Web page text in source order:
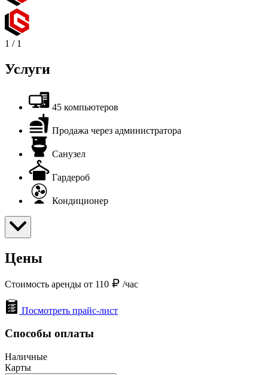
1 / 1
Услуги
45 компьютеров
Продажа через администратора
Санузел
Гардероб
Кондиционер
Цены
Стоимость аренды от 110 /час
Посмотреть прайс-лист
Способы оплаты
Наличные
Карты